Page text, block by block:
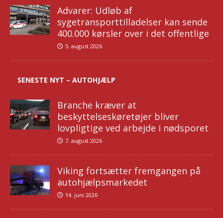
Advarer: Udløb af
sygetransporttilladelser kan sende
400.000 kørsler over i det offentlige
5. august 2026
SENESTE NYT – AUTOHJÆLP
Branche kræver at
beskyttelseskøretøjer bliver
lovpligtige ved arbejde i nødsporet
7. august 2026
Viking fortsætter fremgangen på
autohjælpsmarkedet
14. juni 2026